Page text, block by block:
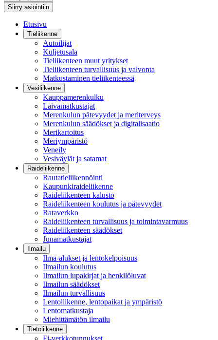
Siirry asiointiin
Etusivu
Tieliikenne
Autoilijat
Kuljetusala
Tieliikenteen muut yritykset
Tieliikenteen turvallisuus ja valvonta
Matkustaminen tieliikenteessä
Vesiliikenne
Kauppamerenkulku
Laivamatkustajat
Merenkulun pätevyydet ja meriterveys
Merenkulun säädökset ja digitalisaatio
Merikartoitus
Meriympäristö
Veneily
Vesiväylät ja satamat
Raideliikenne
Rautatieliikennöinti
Kaupunkiraideliikenne
Raideliikenteen kalusto
Raideliikenteen koulutus ja pätevyydet
Rataverkko
Raideliikenteen turvallisuus ja toimintavarmuus
Raideliikenteen säädökset
Junamatkustajat
Ilmailu
Ilma-alukset ja lentokelpoisuus
Ilmailun koulutus
Ilmailun lupakirjat ja henkilöluvat
Ilmailun säädökset
Ilmailun turvallisuus
Lentoliikenne, lentopaikat ja ympäristö
Lentomatkustaja
Miehittämätön ilmailu
Tietoliikenne
Fi-verkkotunnukset